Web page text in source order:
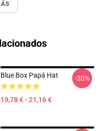
Blue Box Papá Hat
19,78 € - 21,16 €
-20%